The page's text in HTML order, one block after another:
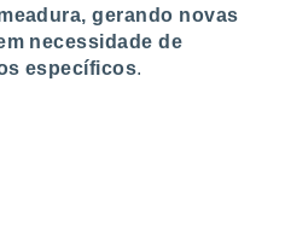
gerando novas
necessidade de
específicos.